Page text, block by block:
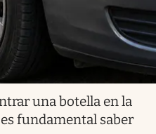
una botella en la
fundamental saber